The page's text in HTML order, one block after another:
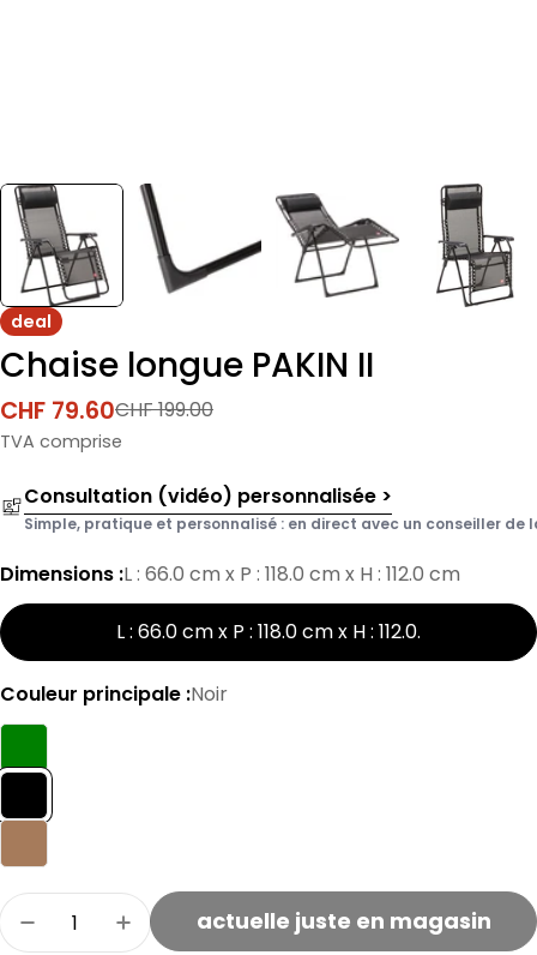
deal
Chaise longue PAKIN II
Prix
de
CHF 79.60
Prix
normal
CHF 199.00
TVA comprise
Consultation (vidéo) personnalisée >
Simple, pratique et personnalisé : en direct avec un conseiller de
Dimensions :L : 66.0 cm x P : 118.0 cm x H : 112.0 cm
L : 66.0 cm x P : 118.0 cm x H : 112.0.
Couleur principale :Noir
Quantité
Réduire la quantité pour la chaise longue
Augmenter la quantité pour le lit
actuelle juste en magasin